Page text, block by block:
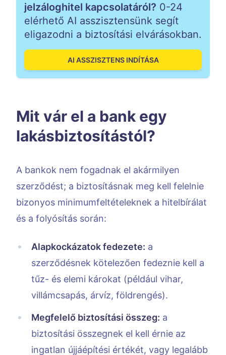
jelzáloghitel kapcsolatáról? 0-24
elérhető AI asszisztensünk segít
eligazodni a biztosítási elvárásokban.
AI ASSZISZTENS INDÍTÁSA
Mit vár el a bank egy
lakásbiztosítástól?
A bankok nem fogadnak el akármilyen
szerződést; a biztosításnak meg kell felelnie
bizonyos minimumfeltételeknek a hitelbírálat
és a folyósítás során:
Alapkockázatok fedezete: a
szerződésnek kötelezően fedeznie kell a
tűz- és elemi károkat (például vihar,
villámcsapás, árvíz, földrengés).
Megfelelő biztosítási összeg: a
biztosítási összegnek el kell érnie az
ingatlan újjáépítési értékét, vagy legalább